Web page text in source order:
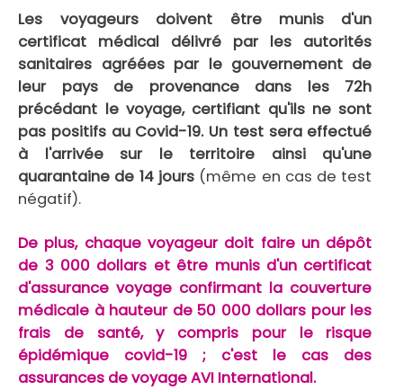
Les voyageurs doivent être munis d'un
certificat médical délivré par les autorités
sanitaires agréées par le gouvernement de
leur pays de provenance dans les 72h
précédant le voyage, certifiant qu'ils ne sont
pas positifs au Covid-19. Un test sera effectué
à l'arrivée sur le territoire ainsi qu'une
quarantaine de 14 jours (même en cas de test
négatif).
De plus, chaque voyageur doit faire un dépôt
de 3 000 dollars et être munis d'un certificat
d'assurance voyage confirmant la couverture
médicale à hauteur de 50 000 dollars pour les
frais de santé, y compris pour le risque
épidémique covid-19 ; c'est le cas des
assurances de voyage AVI International.